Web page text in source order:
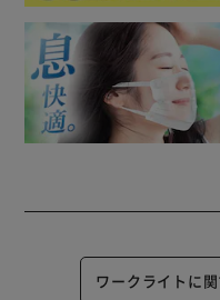
ワークライトに